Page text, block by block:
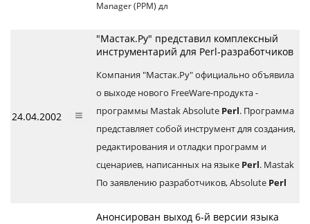
Manager (PPM) дл
24.04.2002
"Мастак.Ру" представил комплексный
инструментарий для Perl-разработчиков
Компания "Мастак.Ру" официально объявила
о выходе нового FreeWare-продукта -
программы Mastak Absolute Perl. Программа
представляет собой инструмент для создания,
редактирования и отладки программ и
сценариев, написанных на языке Perl. Mastak
По заявлению разработчиков, Absolute Perl
Анонсирован выход 6-й версии языка